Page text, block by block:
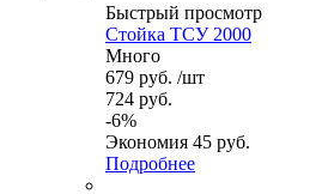
Быстрый просмотр
Стойка ТСУ 2000
Много
679 руб. /шт
724 руб.
-6%
Экономия 45 руб.
Подробнее